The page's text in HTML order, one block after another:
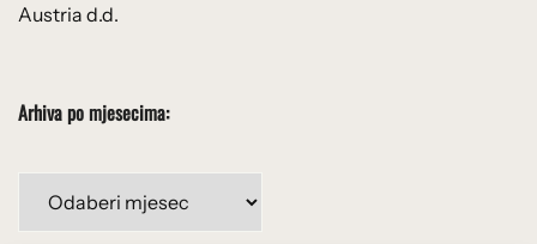
Austria d.d.
Arhiva po mjesecima: